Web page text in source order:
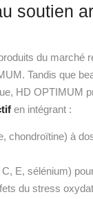
soutien
du marché
Tandis que
HD OPTIMUM
en intégrant :
chondroïtine) à
E, sélénium)
du stress